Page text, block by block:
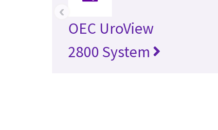
OEC UroView
2800 System
‹